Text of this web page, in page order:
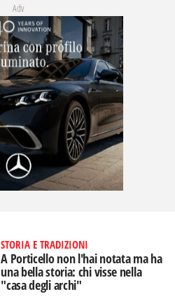
Adv
STORIA E TRADIZIONI
A Porticello non l'hai notata ma ha
una bella storia: chi visse nella
"casa degli archi"